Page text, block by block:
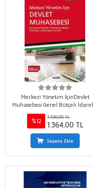
Merkezi Yönetim İçinDevlet
Muhasebesi Genel Bütçeli
– Özel Bütçeli İdareler
ve Denetleyici Kurumlar
%12
1.550,00 TL
1.364,00 TL
Sepete Ekle